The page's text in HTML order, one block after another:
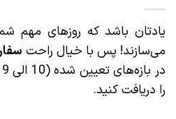
یادتان باشد که روزهای مهم
می‌سازند! پس با خیال راحت
را دریافت کنید.